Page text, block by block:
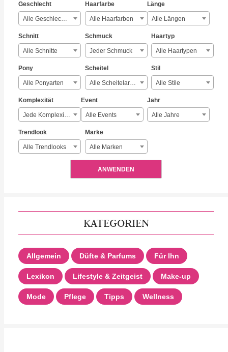
Geschlecht
Alle Geschlechter
Haarfarbe
Alle Haarfarben
Länge
Alle Längen
Schnitt
Alle Schnitte
Schmuck
Jeder Schmuck
Haartyp
Alle Haartypen
Pony
Alle Ponyarten
Scheitel
Alle Scheitelarten
Stil
Alle Stile
Komplexität
Jede Komplexität
Event
Alle Events
Jahr
Alle Jahre
Trendlook
Alle Trendlooks
Marke
Alle Marken
ANWENDEN
KATEGORIEN
Allgemein Düfte & Parfums Für Ihn
Lexikon Lifestyle & Zeitgeist Make-up
Mode Pflege Tipps Wellness